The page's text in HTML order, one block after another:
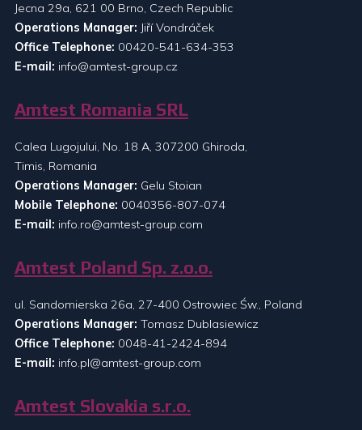
Jecna 29a, 621 00 Brno, Czech Republic
Operations Manager: Jiří Vondráček
Office Telephone: 00420-541-634-353
E-mail: info@amtest-group.cz
Amtest Romania SRL
Calea Lugojului, No. 18 A, 307200 Ghiroda,
Timis, Romania
Operations Manager: Gelu Stoian
Mobile Telephone: 0040356-807-074
E-mail: info.ro@amtest-group.com
Amtest Poland Sp. z.o.o.
ul. Sandomierska 26a, 27-400 Ostrowiec Św., Poland
Operations Manager: Tomasz Dublasiewicz
Office Telephone: 0048-41-2424-894
E-mail: info.pl@amtest-group.com
Amtest Slovakia s.r.o.